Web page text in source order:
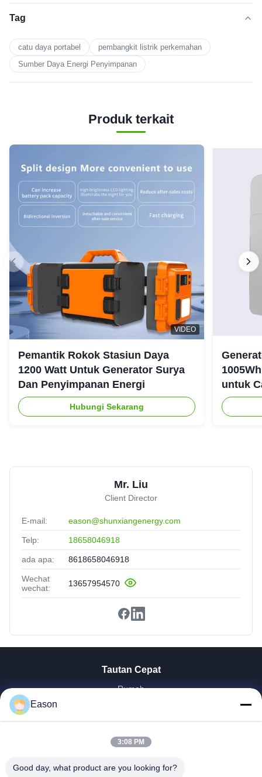
Tag
catu daya portabel
pembangkit listrik perkemahan
Sumber Daya Energi Penyimpanan
Produk terkait
VIDEO
Pemantik Rokok Stasiun Daya
1200 Watt Untuk Generator Surya
Dan Penyimpanan Energi
Hubungi Sekarang
untuk
Mr. Liu
Client Director
E-mail: eason@shunxiangenergy.com
Telp: 18658046918
ada apa: 8618658046918
Wechat
wechat:
13657954570
Tautan Cepat
Rumah
Video
Wisata Pabrik
Kontrol Kualitas
Eason
3:08 PM
Good day, what product are you looking for?